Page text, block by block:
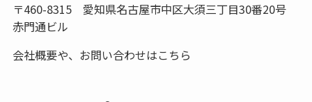
〒460-8315 愛知県名古屋市中区大須三丁目30番20号
赤門通ビル
会社概要や、お問い合わせはこちら